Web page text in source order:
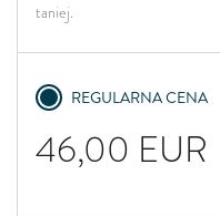
taniej.
REGULARNA CENA
46,00 EUR